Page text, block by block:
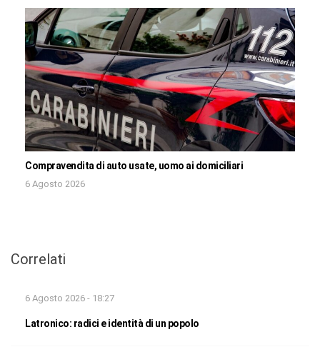
Compravendita di auto usate, uomo ai domiciliari
6 Agosto 2026
Correlati
6 Agosto 2026 - 18:27
Latronico: radici e identità di un popolo